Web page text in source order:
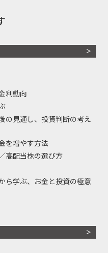
利動向
の見通し、投資判断の考え
を増やす方法
高配当株の選び方
ら学ぶ、お金と投資の極意